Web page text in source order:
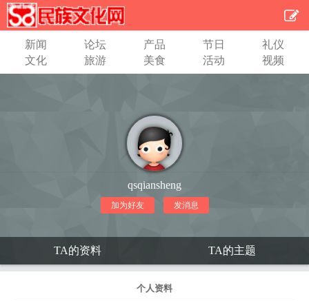
新闻 论坛 产品 节日
礼仪
文化
旅游 美食 活动 视频
qsqiansheng
加为好友 发消息
TA的资料 TA的主题
个人资料